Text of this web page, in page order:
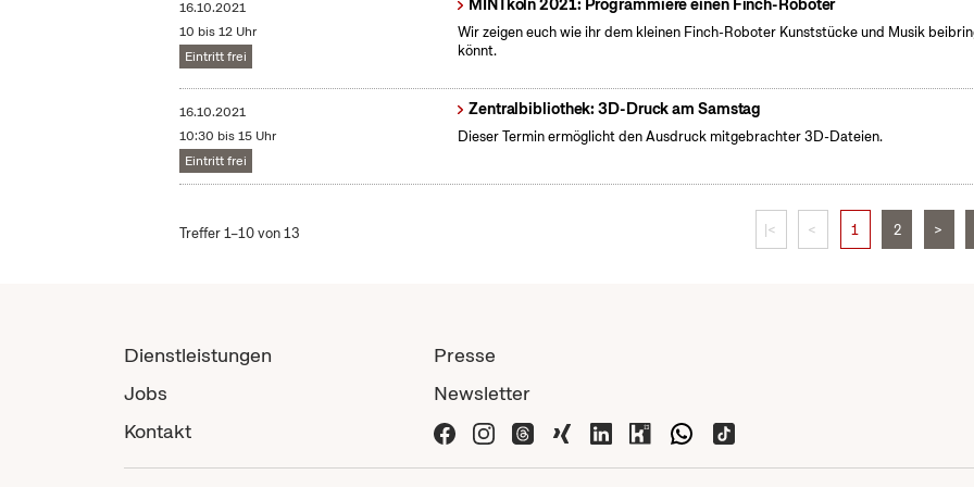
16.10.2021
10 bis 12 Uhr
Eintritt frei
MINTköln 2021: Programmiere einen Finch-Roboter
Wir zeigen euch wie ihr dem kleinen Finch-Roboter Kunststücke und Musik
könnt.
16.10.2021
10:30 bis 15 Uhr
Eintritt frei
Zentralbibliothek: 3D-Druck am Samstag
Dieser Termin ermöglicht den Ausdruck mitgebrachter 3D-Dateien.
Treffer 1–10 von 13 |< < 1 2 >
Dienstleistungen
Jobs
Kontakt
Presse
Newsletter